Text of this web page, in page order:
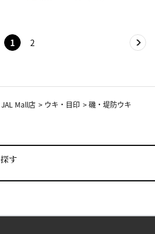
1 2
Mall店 > ウキ・目印 >磯・堤防ウキ